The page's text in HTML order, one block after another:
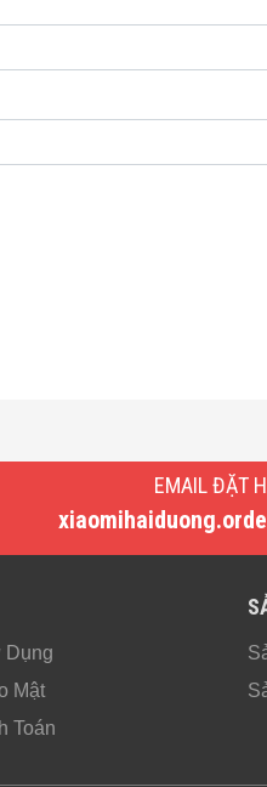
được trang bị một
thân thiện, khả năng
Type-C, giao diện
EMAIL ĐẶT
Mật
Toán